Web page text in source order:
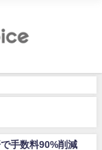
手数料90%削減